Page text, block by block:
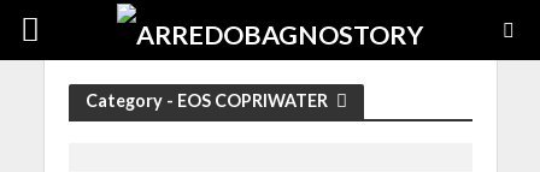
Category - EOS COPRIWATER